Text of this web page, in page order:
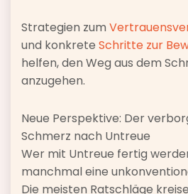
Strategien zum
und konkrete Schritte zur
helfen, den Weg aus dem
anzugehen.
Neue Perspektive: Der
Schmerz nach Untreue
Wer mit Untreue fertig
manchmal eine
Die meisten Ratschläge